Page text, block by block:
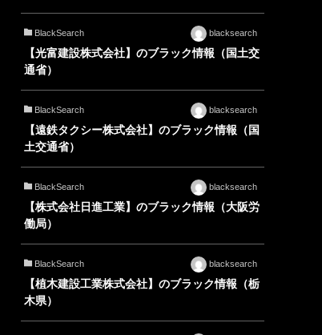
BlackSearch blacksearch
【光富建設株式会社】のブラック情報（国土交
通省）
BlackSearch blacksearch
【遠鉄タクシー株式会社】のブラック情報（国
土交通省）
BlackSearch blacksearch
【株式会社日進工業】のブラック情報（大阪労
働局）
BlackSearch blacksearch
【植木建設工業株式会社】のブラック情報（栃
木県）